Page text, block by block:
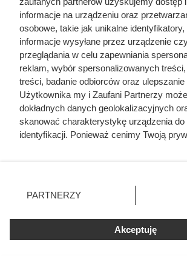
ustnym.
Dla szeptuch słowo nie jest tylko
działaniem. To ślad dawnych przekonań,
wypowiedzenie imienia, prośby czy
mogło realnie zmieniać świat. Jak mówią
mają władzę nad rzeczami” – i na
ludzi przyjmuje to za prawdę. Dlatego
wypowiada: „niech cię Pan Bóg oczyści”,
chcą wierzyć, te zdania potrafią stać się
informacje na urządzeniu oraz
osobowe, takie jak unikalne
informacje wysyłane przez urządzenie
przeglądania w celu zapewniania
reklam, wybór spersonalizowanych
treści, badanie odbiorców oraz ulepszanie
Użytkownika my i Zaufani Partnerzy
dokładnych danych geolokalizacyjnych
skanować charakterystykę urządzenia do
identyfikacji. Ponieważ cenimy Twoją
prywatności znajdujący się w lewym
. Niektóre rodzaje przetwarzania
zgody użytkownika, ale masz prawo
takiemu przetwarzaniu. Preferencje będą
zastosowania tylko na tej witrynie.
PARTNERZY
Akceptuję